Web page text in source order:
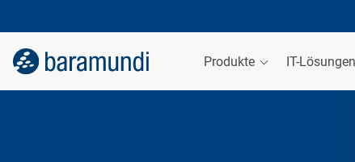
Produkte IT-Lösungen